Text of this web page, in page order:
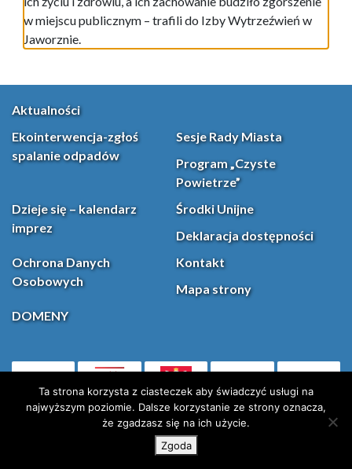
w miejscu publicznym – trafili do Izby Wytrzeźwień w
Jaworznie.
Aktualności
Ekointerwencja-zgłoś
spalanie odpadów
Sesje Rady Miasta
Program „Czyste
Powietrze”
Dzieje się – kalendarz
imprez
Środki Unijne
Deklaracja dostępności
Ochrona Danych
Osobowych
Kontakt
Mapa strony
DOMENY
(otwiera się w nowej karcie)Facebook
X (Twitter)
Ta strona korzysta z ciasteczek aby świadczyć usługi na
najwyższym poziomie. Dalsze korzystanie ze strony oznacza,
że zgadzasz się na ich użycie.
Zgoda